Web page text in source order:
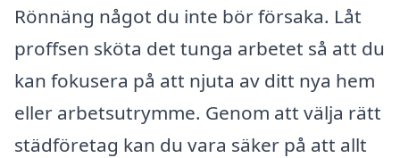
Rönnäng något du inte bör försaka. Låt
proffsen sköta det tunga arbetet så att du
kan fokusera på att njuta av ditt nya hem
eller arbetsutrymme. Genom att välja rätt
städföretag kan du vara säker på att allt